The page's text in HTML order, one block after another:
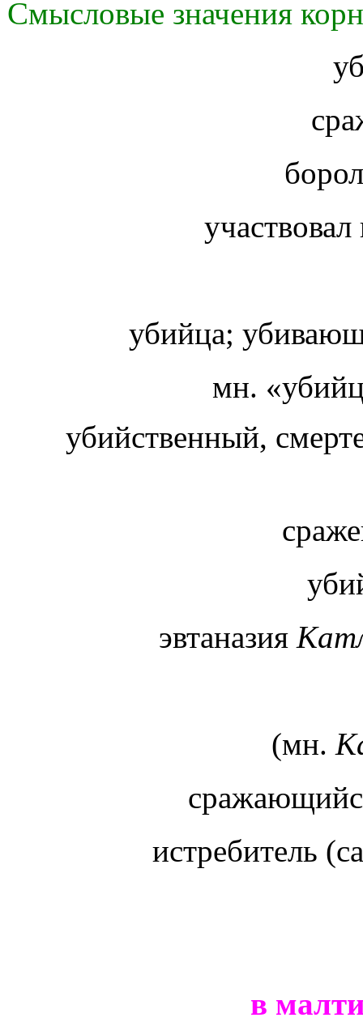
Смысловые значения
убийца;
мн.
убийственный,
эвтаназия
(мн.
истребитель
в